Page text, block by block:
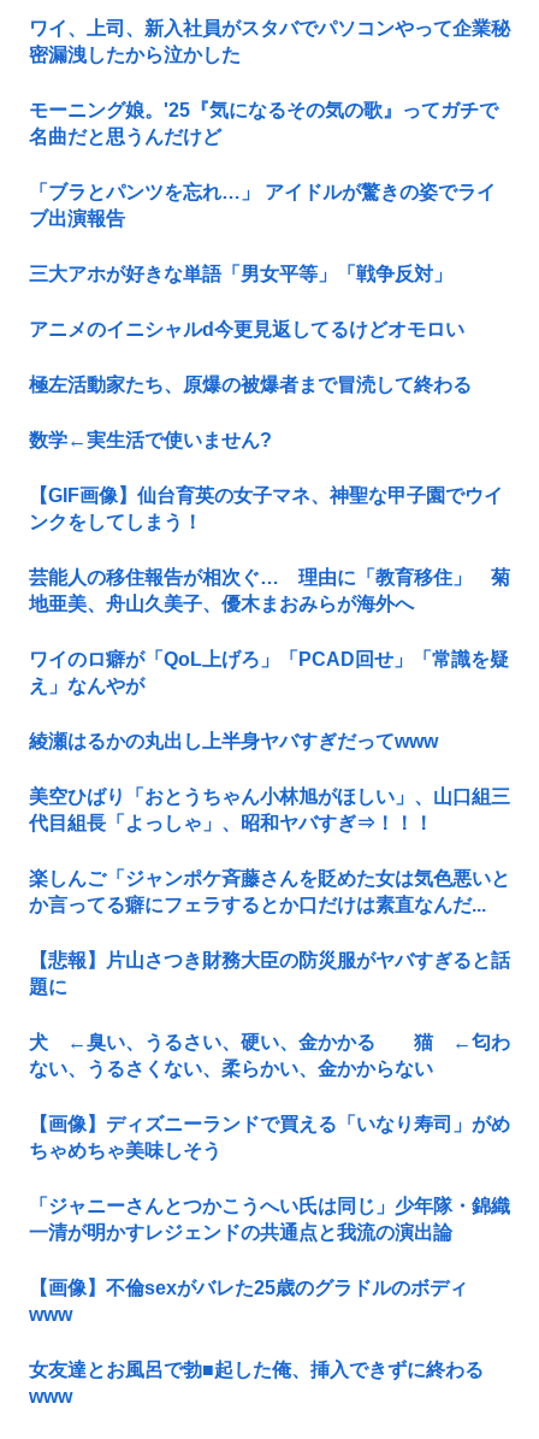
ワイ、上司、新入社員がスタバでパソコンやって企業秘
密漏洩したから泣かした
モーニング娘。'25『気になるその気の歌』ってガチで
名曲だと思うんだけど
「ブラとパンツを忘れ…」 アイドルが驚きの姿でライ
ブ出演報告
三大アホが好きな単語「男女平等」「戦争反対」
アニメのイニシャルd今更見返してるけどオモロい
極左活動家たち、原爆の被爆者まで冒涜して終わる
数学←実生活で使いません?
【GIF画像】仙台育英の女子マネ、神聖な甲子園でウイ
ンクをしてしまう！
芸能人の移住報告が相次ぐ… 理由に「教育移住」 菊
地亜美、舟山久美子、優木まおみらが海外へ
ワイのロ癖が「QoL上げろ」「PCAD回せ」「常識を疑
え」なんやが
綾瀬はるかの丸出し上半身ヤバすぎだってwww
美空ひばり「おとうちゃん小林旭がほしい」、山口組三
代目組長「よっしゃ」、昭和ヤバすぎ⇒！！！
楽しんご「ジャンポケ斉藤さんを貶めた女は気色悪いと
か言ってる癖にフェラするとか口だけは素直なんだ...
【悲報】片山さつき財務大臣の防災服がヤバすぎると話
題に
犬 ←臭い、うるさい、硬い、金かかる 猫 ←匂わ
ない、うるさくない、柔らかい、金かからない
【画像】ディズニーランドで買える「いなり寿司」がめ
ちゃめちゃ美味しそう
「ジャニーさんとつかこうへい氏は同じ」少年隊・錦織
一清が明かすレジェンドの共通点と我流の演出論
【画像】不倫sexがバレた25歳のグラドルのボディ
www
女友達とお風呂で勃■起した俺、挿入できずに終わる
www